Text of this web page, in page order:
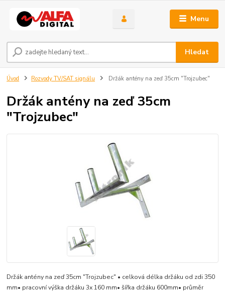
Menu
Hledat
Úvod Rozvody TV/SAT signálu Držák antény na zeď 35cm "Trojzubec"
Držák antény na zeď 35cm
"Trojzubec"
Držák antény na zeď 35cm "Trojzubec" • celková délka držáku od zdi 350
mm• pracovní výška držáku 3x 160 mm• šířka držáku 600mm• průměr